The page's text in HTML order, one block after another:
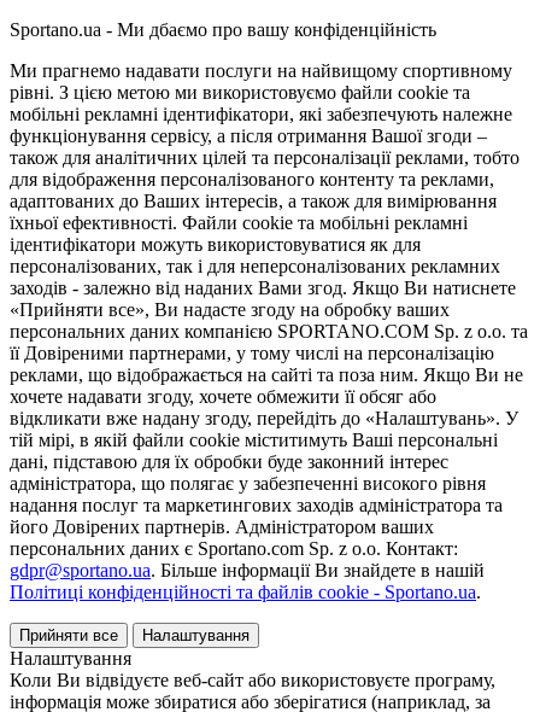
Sportano.ua - Ми дбаємо про вашу конфіденційність
Ми прагнемо надавати послуги на найвищому спортивному
рівні. З цією метою ми використовуємо файли cookie та
мобільні рекламні ідентифікатори, які забезпечують належне
функціонування сервісу, а після отримання Вашої згоди –
також для аналітичних цілей та персоналізації реклами, тобто
для відображення персоналізованого контенту та реклами,
адаптованих до Ваших інтересів, а також для вимірювання
їхньої ефективності. Файли cookie та мобільні рекламні
ідентифікатори можуть використовуватися як для
персоналізованих, так і для неперсоналізованих рекламних
заходів - залежно від наданих Вами згод. Якщо Ви натиснете
«Прийняти все», Ви надасте згоду на обробку ваших
персональних даних компанією SPORTANO.COM Sp. z o.o. та
її Довіреними партнерами, у тому числі на персоналізацію
реклами, що відображається на сайті та поза ним. Якщо Ви не
хочете надавати згоду, хочете обмежити її обсяг або
відкликати вже надану згоду, перейдіть до «Налаштувань». У
тій мірі, в якій файли cookie міститимуть Ваші персональні
дані, підставою для їх обробки буде законний інтерес
адміністратора, що полягає у забезпеченні високого рівня
надання послуг та маркетингових заходів адміністратора та
його Довірених партнерів. Адміністратором ваших
персональних даних є Sportano.com Sp. z o.o. Контакт:
gdpr@sportano.ua. Більше інформації Ви знайдете в нашій
Політиці конфіденційності та файлів cookie - Sportano.ua.
Прийняти все Налаштування
Налаштування
Коли Ви відвідуєте веб-сайт або використовуєте програму,
інформація може збиратися або зберігатися (наприклад, за